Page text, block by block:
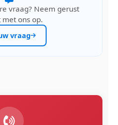
vraag? Neem gerust
met ons op.
vraag